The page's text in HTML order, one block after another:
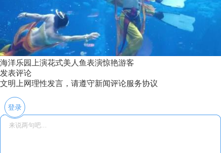
海洋乐园上演花式美人鱼表演惊艳游客
发表评论
文明上网理性发言，请遵守新闻评论服务协议
登录